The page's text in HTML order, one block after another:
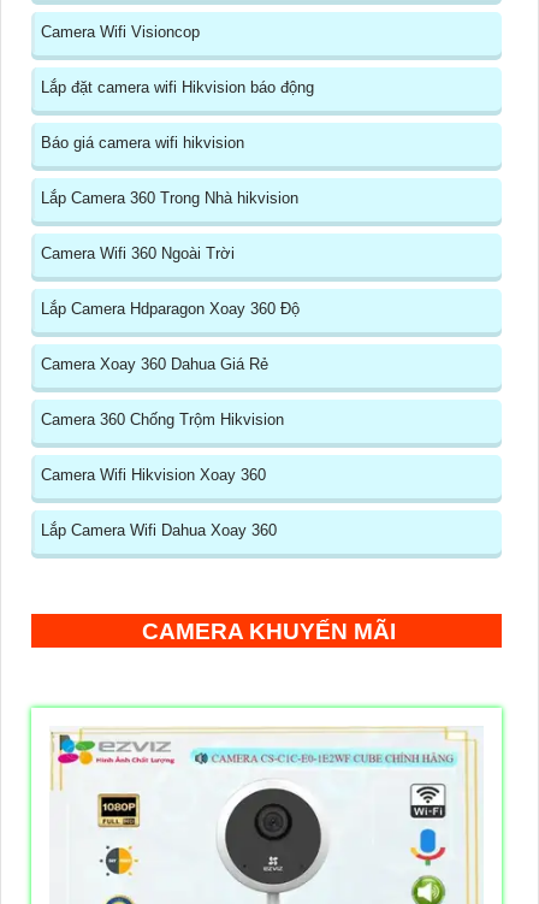
Camera Wifi Visioncop
Lắp đặt camera wifi Hikvision báo động
Báo giá camera wifi hikvision
Lắp Camera 360 Trong Nhà hikvision
Camera Wifi 360 Ngoài Trời
Lắp Camera Hdparagon Xoay 360 Độ
Camera Xoay 360 Dahua Giá Rẻ
Camera 360 Chống Trộm Hikvision
Camera Wifi Hikvision Xoay 360
Lắp Camera Wifi Dahua Xoay 360
CAMERA KHUYẾN MÃI